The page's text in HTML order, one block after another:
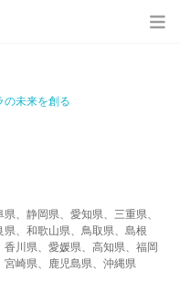
の未来を創る
、静岡県、愛知県、三重県、
、和歌山県、鳥取県、島根
川県、愛媛県、高知県、福岡
宮崎県、鹿児島県、沖縄県